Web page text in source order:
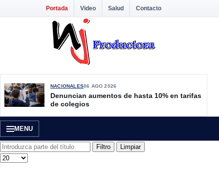
Portada Video Salud Contacto
NACIONALES06 AGO 2026
Denuncian aumentos de hasta 10% en tarifas
de colegios
MENU
Introduzca parte del título Filtro Limpiar
Cantidad